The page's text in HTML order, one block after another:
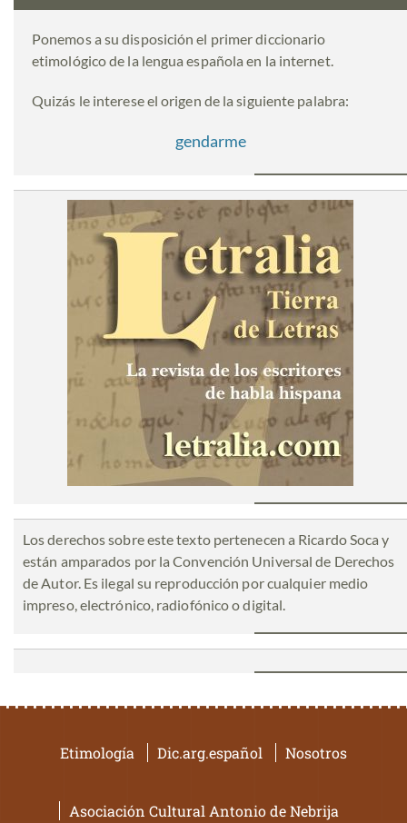
Ponemos a su disposición el primer diccionario
etimológico de la lengua española en la internet.
Quizás le interese el origen de la siguiente palabra:
gendarme
Los derechos sobre este texto pertenecen a Ricardo Soca y
están amparados por la Convención Universal de Derechos
de Autor. Es ilegal su reproducción por cualquier medio
impreso, electrónico, radiofónico o digital.
Etimología Dic.arg.español Nosotros
Asociación Cultural Antonio de Nebrija